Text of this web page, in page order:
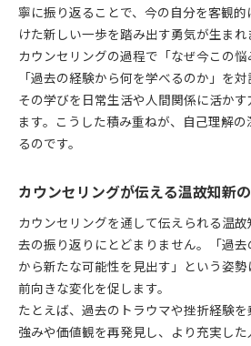
寧に振り返ることで、今の自分を客観
けた新しい一歩を踏み出す勇気が生まれ
カウンセリングの過程で「なぜ今この悩
「過去の経験から何を学べるのか」を対
その学びを日常生活や人間関係に活か
ます。こうした積み重ねが、自己理解
るのです。
カウンセリングが伝える温故知新
カウンセリングを通して伝えられる温
去の振り返りにとどまりません。「過
から新たな可能性を見出す」という姿
前向きな変化を促します。
たとえば、過去のトラウマや挫折経験
強みや価値観を再発見し、より充実し